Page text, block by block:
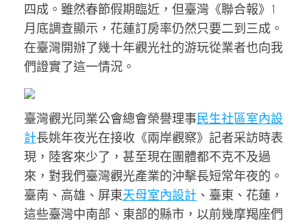
四成。雖然春節假期臨近，但臺灣《聯合報》1
月底調查顯示，花蓮訂房率仍然只要二到三成。
在臺灣開辦了幾十年觀光社的游玩從業者也向我
們證實了這一情況。
臺灣觀光同業公會總會榮譽理事民生社區室內設
計長姚年夜光在接收《兩岸觀察》記者采訪時表
現，陸客來少了，甚至現在團體都不克不及過
來，對我們臺灣觀光產業的沖擊長短常年夜的。
臺南、高雄、屏東天母室內設計 、臺東、花蓮，
這些臺灣中南部、東部的縣市，以前幾摩羯座們